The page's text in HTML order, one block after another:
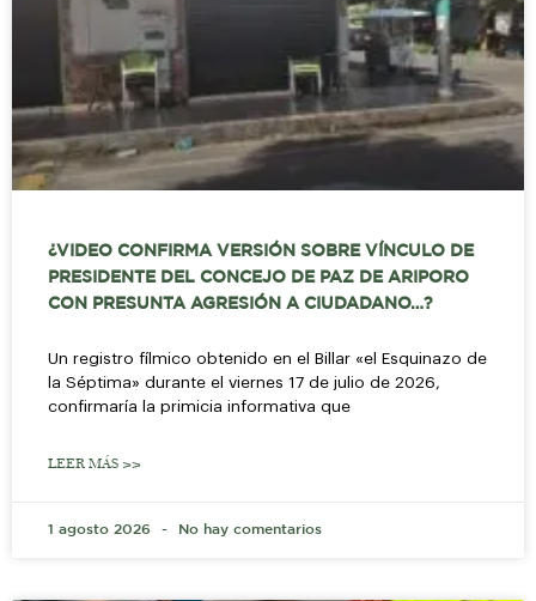
¿VIDEO CONFIRMA VERSIÓN SOBRE VÍNCULO DE
PRESIDENTE DEL CONCEJO DE PAZ DE ARIPORO
CON PRESUNTA AGRESIÓN A CIUDADANO…?
Un registro fílmico obtenido en el Billar «el Esquinazo de
la Séptima» durante el viernes 17 de julio de 2026,
confirmaría la primicia informativa que
LEER MÁS >>
1 agosto 2026 No hay comentarios